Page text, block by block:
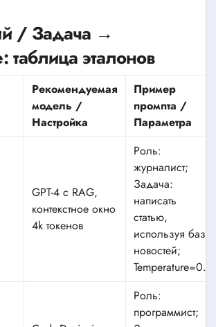
/ Задача →
таблица эталонов
Рекомендуемая
модель /
Настройка
Пример
промпта /
Параметра
GPT-4 с RAG,
контекстное окно
4k токенов
Роль:
журналист;
Задача:
написать
статью,
используя базу
новостей;
Temperature=0.3
Роль:
программист;